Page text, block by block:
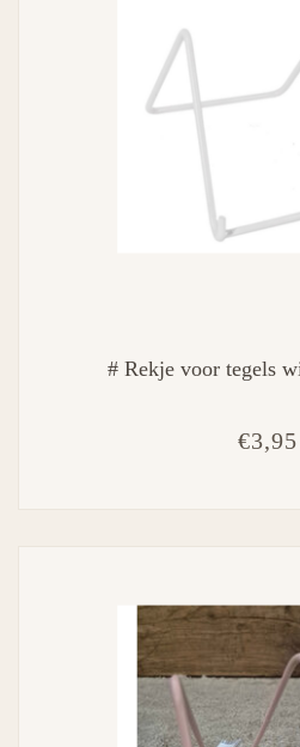
# Rekje voor tegels
€3,95